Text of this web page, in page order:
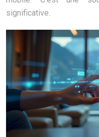
significative.